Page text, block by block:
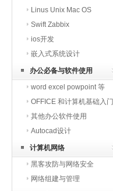
Linus Unix Mac OS
Swift Zabbix
ios开发
嵌入式系统设计
办公必备与软件使用
word excel powpoint 等
OFFICE 和计算机基础入门
其他办公软件使用
Autocad设计
计算机网络
黑客攻防与网络安全
网络组建与管理